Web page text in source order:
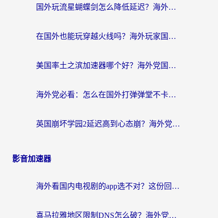
国外玩流星蝴蝶剑怎么降低延迟？海外党必看的加速秘籍（含欧洲鸣潮&彩虹岛优化攻略）
在国外也能玩穿越火线吗？海外玩家国服游戏畅玩终极指南
美国率土之滨加速器哪个好？海外党国服游戏畅玩终极指南（附多游戏解决方案）
海外党必看：怎么在国外打弹弹堂不卡？番茄加速器亲测指南
英国崩坏学园2延迟高到心态崩？海外党国服游戏加速终极指南
影音加速器
海外看国内电视剧的app选不对？这份回国加速器避坑指南帮你流畅追剧
喜马拉雅地区限制DNS怎么破？海外党听国内音乐听书的终极解决方案